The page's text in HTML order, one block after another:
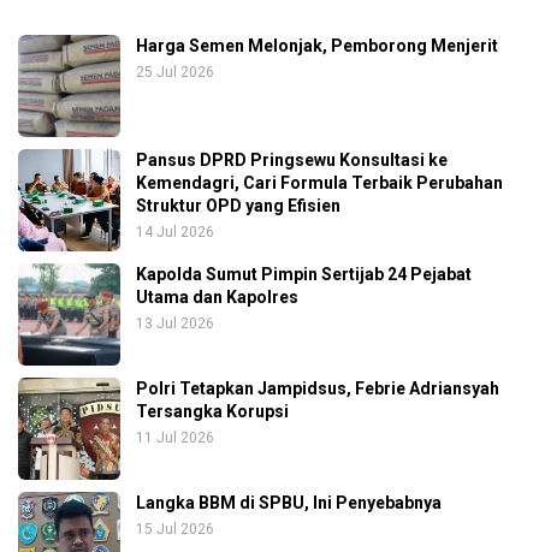
Harga Semen Melonjak, Pemborong Menjerit
25 Jul 2026
Pansus DPRD Pringsewu Konsultasi ke
Kemendagri, Cari Formula Terbaik Perubahan
Struktur OPD yang Efisien
14 Jul 2026
Kapolda Sumut Pimpin Sertijab 24 Pejabat
Utama dan Kapolres
13 Jul 2026
Polri Tetapkan Jampidsus, Febrie Adriansyah
Tersangka Korupsi
11 Jul 2026
Langka BBM di SPBU, Ini Penyebabnya
15 Jul 2026